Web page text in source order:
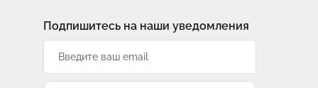
Подпишитесь на наши уведомления